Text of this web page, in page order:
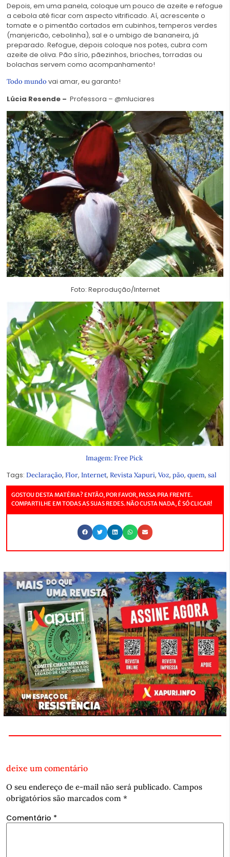
Depois, em uma panela, coloque um pouco de azeite e refogue
a cebola até ficar com aspecto vitrificado. Aí, acrescente o
tomate e o pimentão cortados em cubinhos, temperos verdes
(manjericão, cebolinha), sal e o umbigo de bananeira, já
preparado. Refogue, depois coloque nos potes, cubra com
azeite de oliva. Pão sírio, pãezinhos, brioches, torradas ou
bolachas servem como acompanhamento!
Todo mundo vai amar, eu garanto!
Lúcia Resende – Professora – @mluciares
Foto: Reprodução/Internet
Imagem: Free Pick
Tags: Declaração, Flor, Internet, Revista Xapuri, Voz, pão, quem, sal
GOSTOU DESTA MATÉRIA? ENTÃO, POR FAVOR, PASSA PRA FRENTE.
COMPARTILHE EM TODAS AS SUAS REDES. NÃO CUSTA NADA, É SÓ CLICAR!
deixe um comentário
O seu endereço de e-mail não será publicado. Campos
obrigatórios são marcados com *
Comentário *